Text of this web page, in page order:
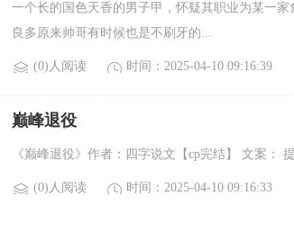
一个长的国色天香的男子甲，怀疑其职业为某一
良多原来帅哥有时候也是不刷牙的...
(0)人阅读 时间：2025-04-10 09:16:39
巅峰退役
《巅峰退役》作者：四字说文【cp完结】 文案：
(0)人阅读 时间：2025-04-10 09:16:33